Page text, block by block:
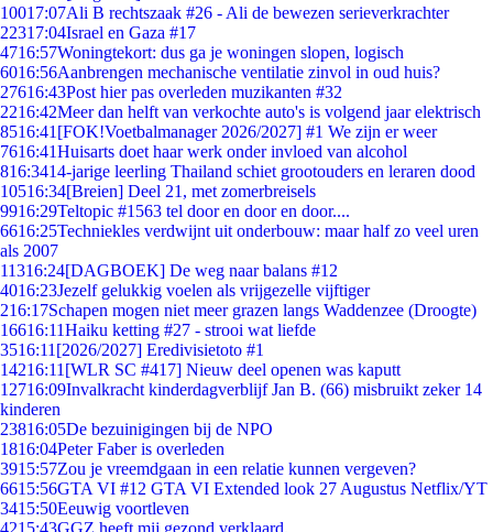
10017:07Ali B rechtszaak #26 - Ali de bewezen serieverkrachter
22317:04Israel en Gaza #17
4716:57Woningtekort: dus ga je woningen slopen, logisch
6016:56Aanbrengen mechanische ventilatie zinvol in oud huis?
27616:43Post hier pas overleden muzikanten #32
2216:42Meer dan helft van verkochte auto's is volgend jaar elektrisch
8516:41 [FOK!Voetbalmanager 2026/2027] #1 We zijn er weer
7616:41Huisarts doet haar werk onder invloed van alcohol
816:3414-jarige leerling Thailand schiet grootouders en leraren dood
10516:34[Breien] Deel 21, met zomerbreisels
9916:29Teltopic #1563 tel door en door en door....
6616:25Techniekles verdwijnt uit onderbouw: maar half zo veel uren
als 2007
11316:24[DAGBOEK] De weg naar balans #12
4016:23Jezelf gelukkig voelen als vrijgezelle vijftiger
216:17Schapen mogen niet meer grazen langs Waddenzee (Droogte)
16616:11Haiku ketting #27 - strooi wat liefde
3516:11 [2026/2027] Eredivisietoto #1
14216:11 [WLR SC #417] Nieuw deel openen was kaputt
12716:09Invalkracht kinderdagverblijf Jan B. (66) misbruikt zeker 14
kinderen
23816:05De bezuinigingen bij de NPO
1816:04Peter Faber is overleden
3915:57Zou je vreemdgaan in een relatie kunnen vergeven?
6615:56GTA VI #12 GTA VI Extended look 27 Augustus Netflix/YT
3415:50Eeuwig voortleven
4215:43GGZ heeft mij gezond verklaard.